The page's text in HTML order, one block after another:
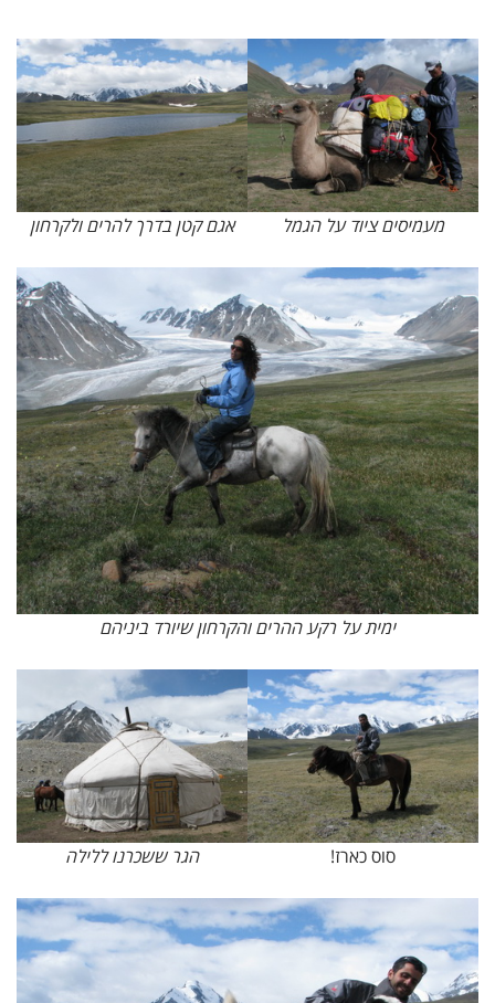
מעמיסים ציוד על הגמל אגם קטן בדרך להרים ולקרחון
ימית על רקע ההרים והקרחון שיורד ביניהם
סוס כארז! הגר ששכרנו ללילה